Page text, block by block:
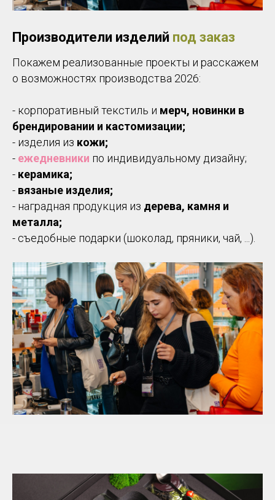
Производители изделий под заказ
Покажем реализованные проекты и расскажем
о возможностях производства 2026:
- корпоративный текстиль и мерч, новинки в
брендировании и кастомизации;
- изделия из кожи;
- ежедневники по индивидуальному дизайну;
- керамика;
- вязаные изделия;
- наградная продукция из дерева, камня и
металла;
- съедобные подарки (шоколад, пряники, чай, ...).